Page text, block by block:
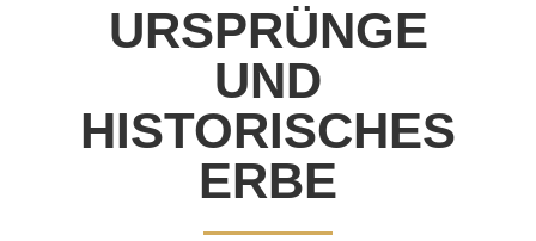
URSPRÜNGE
UND
HISTORISCHES
ERBE